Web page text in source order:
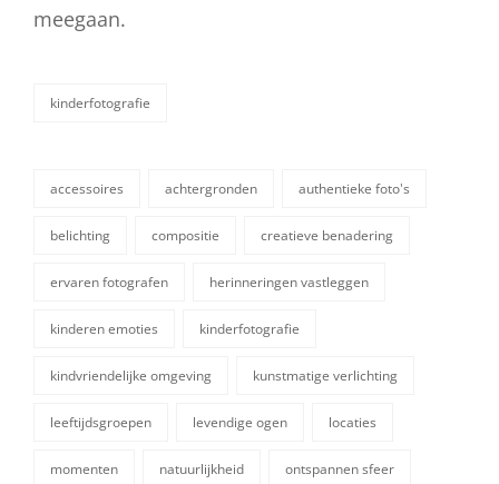
meegaan.
kinderfotografie
accessoires achtergronden authentieke foto's
belichting compositie creatieve benadering
ervaren fotografen herinneringen vastleggen
kinderen emoties kinderfotografie
kindvriendelijke omgeving kunstmatige verlichting
leeftijdsgroepen levendige ogen locaties
momenten natuurlijkheid ontspannen sfeer